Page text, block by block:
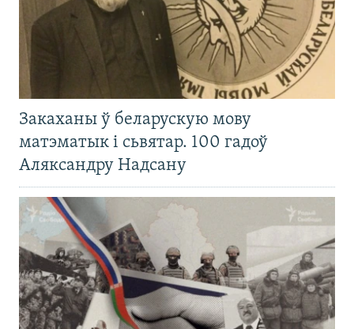
Закаханы ў беларускую мову
матэматык і сьвятар. 100 гадоў
Аляксандру Надсану